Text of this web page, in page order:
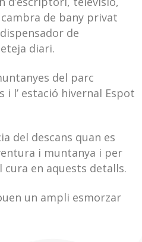
de bany privat
de
diari.
del parc
i l’ estació hivernal Espot
del descans quan es
i muntanya i per
cura en aquests detalls.
un ampli esmorzar